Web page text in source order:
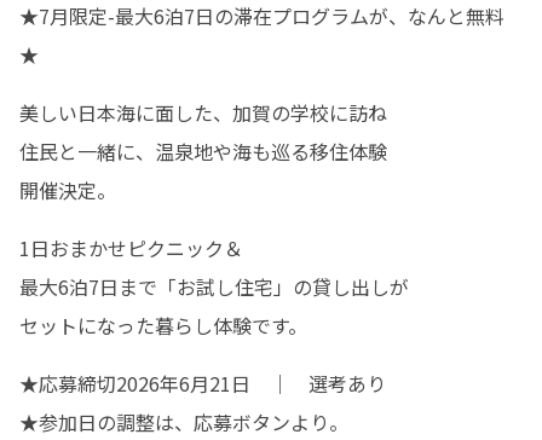
★7月限定-最大6泊7日の滞在プログラムが、なんと無料
★
美しい日本海に面した、加賀の学校に訪ね
住民と一緒に、温泉地や海も巡る移住体験
開催決定。
1日おまかせピクニック＆
最大6泊7日まで「お試し住宅」の貸し出しが
セットになった暮らし体験です。
★応募締切2026年6月21日　｜　選考あり
★参加日の調整は、応募ボタンより。